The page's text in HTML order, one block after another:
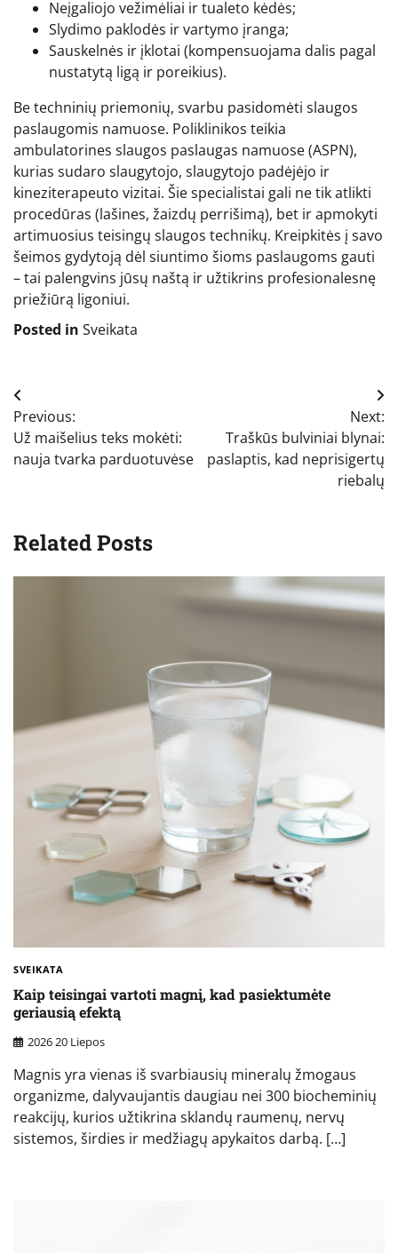
Neįgaliojo vežimėliai ir tualeto kėdės;
Slydimo paklodės ir vartymo įranga;
Sauskelnės ir įklotai (kompensuojama dalis pagal
nustatytą ligą ir poreikius).
Be techninių priemonių, svarbu pasidomėti slaugos
paslaugomis namuose. Poliklinikos teikia
ambulatorines slaugos paslaugas namuose (ASPN),
kurias sudaro slaugytojo, slaugytojo padėjėjo ir
kineziterapeuto vizitai. Šie specialistai gali ne tik atlikti
procedūras (lašines, žaizdų perrišimą), bet ir apmokyti
artimuosius teisingų slaugos technikų. Kreipkitės į savo
šeimos gydytoją dėl siuntimo šioms paslaugoms gauti
– tai palengvins jūsų naštą ir užtikrins profesionalesnę
priežiūrą ligoniui.
Posted in Sveikata
Navigacija
tarp
įrašų
Previous:
Už maišelius teks mokėti:
nauja tvarka parduotuvėse
Next:
Traškūs bulviniai blynai:
paslaptis, kad neprisigertų
riebalų
Related Posts
SVEIKATA
Kaip teisingai vartoti magnį, kad pasiektumėte
geriausią efektą
2026 20 Liepos
Magnis yra vienas iš svarbiausių mineralų žmogaus
organizme, dalyvaujantis daugiau nei 300 biocheminių
reakcijų, kurios užtikrina sklandų raumenų, nervų
sistemos, širdies ir medžiagų apykaitos darbą. […]